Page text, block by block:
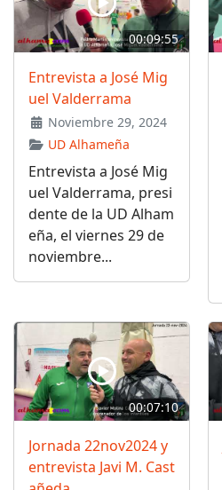
00:09:55
Entrevista a José Mig
uel Valderrama
Noviembre 29, 2024
UD Alhameña
Entrevista a José Mig
uel Valderrama, presi
dente de la UD Alham
eña, el viernes 29 de
noviembre...
00:07:10
Jornada 22nov2024 y
entrevista Javi M. Cast